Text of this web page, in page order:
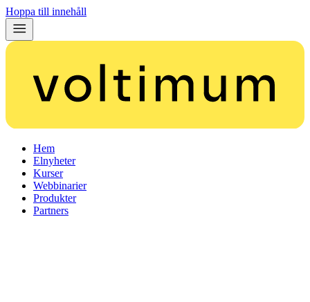
Hoppa till innehåll
Hem
Elnyheter
Kurser
Webbinarier
Produkter
Partners